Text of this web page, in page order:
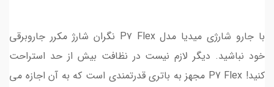
با جارو شارژی میدیا مدل P۷ Flex نگران شارژ مکرر جاروبرقی
خود نباشید. دیگر لازم نیست در نظافت بیش از حد استراحت
کنید! P7 Flex مجهز به باتری قدرتمندی است که به آن اجازه می